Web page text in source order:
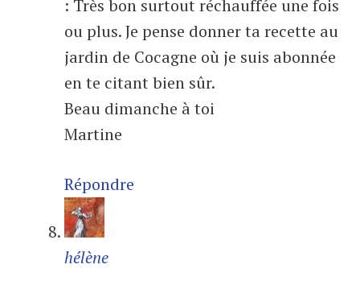
: Très bon surtout réchauffée une fois
ou plus. Je pense donner ta recette au
jardin de Cocagne où je suis abonnée
en te citant bien sûr.
Beau dimanche à toi
Martine
Répondre
hélène